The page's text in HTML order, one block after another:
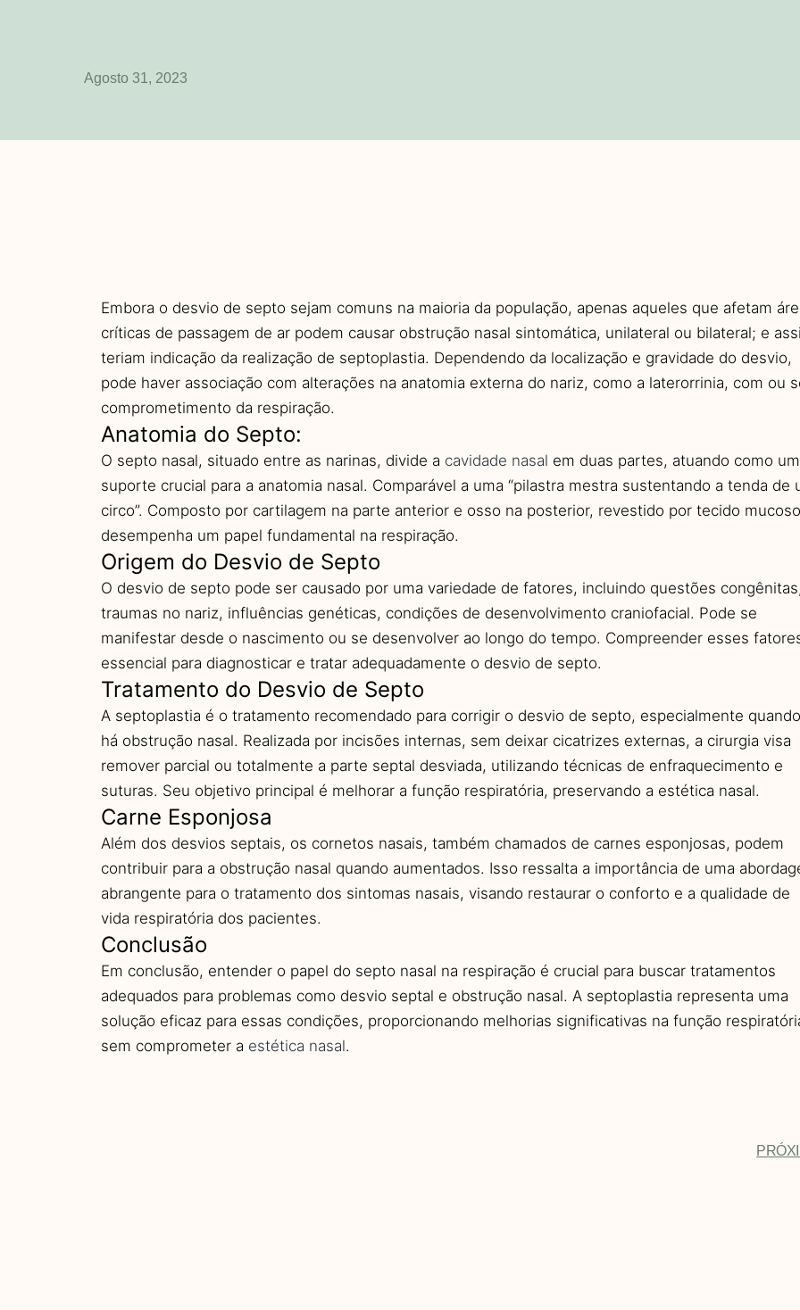
Agosto 31, 2023
Embora o desvio de septo sejam comuns na maioria da população, apenas aqueles que afetam
críticas de passagem de ar podem causar obstrução nasal sintomática, unilateral ou bilateral; e
teriam indicação da realização de septoplastia. Dependendo da localização e gravidade do desvio,
pode haver associação com alterações na anatomia externa do nariz, como a laterorrinia, com ou
comprometimento da respiração.
Anatomia do Septo:
O septo nasal, situado entre as narinas, divide a cavidade nasal em duas partes, atuando como um
suporte crucial para a anatomia nasal. Comparável a uma “pilastra mestra sustentando a tenda de
circo”. Composto por cartilagem na parte anterior e osso na posterior, revestido por tecido
desempenha um papel fundamental na respiração.
Origem do Desvio de Septo
O desvio de septo pode ser causado por uma variedade de fatores, incluindo questões
traumas no nariz, influências genéticas, condições de desenvolvimento craniofacial. Pode se
manifestar desde o nascimento ou se desenvolver ao longo do tempo. Compreender esses
essencial para diagnosticar e tratar adequadamente o desvio de septo.
Tratamento do Desvio de Septo
A septoplastia é o tratamento recomendado para corrigir o desvio de septo, especialmente quando
há obstrução nasal. Realizada por incisões internas, sem deixar cicatrizes externas, a cirurgia visa
remover parcial ou totalmente a parte septal desviada, utilizando técnicas de enfraquecimento e
suturas. Seu objetivo principal é melhorar a função respiratória, preservando a estética nasal.
Carne Esponjosa
Além dos desvios septais, os cornetos nasais, também chamados de carnes esponjosas, podem
contribuir para a obstrução nasal quando aumentados. Isso ressalta a importância de uma
abrangente para o tratamento dos sintomas nasais, visando restaurar o conforto e a qualidade de
vida respiratória dos pacientes.
Conclusão
Em conclusão, entender o papel do septo nasal na respiração é crucial para buscar tratamentos
adequados para problemas como desvio septal e obstrução nasal. A septoplastia representa uma
solução eficaz para essas condições, proporcionando melhorias significativas na função
sem comprometer a estética nasal.